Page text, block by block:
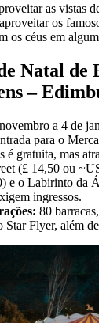
as vistas
os
os céus em
Natal de
–
a 4 de
para o
é gratuita, mas
(£ 14,50 ou
e o Labirinto da
ingressos.
80
Star Flyer, além